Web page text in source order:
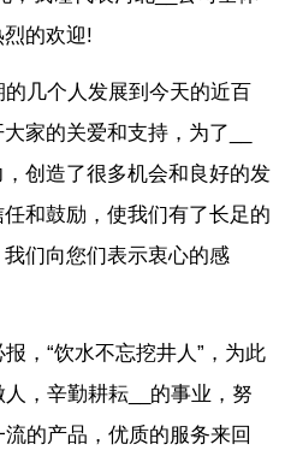
的欢迎!
几个人发展到今天的近百
家的关爱和支持，为了__
创造了很多机会和良好的发
和鼓励，使我们有了长足的
们向您们表示衷心的感
报，“饮水不忘挖井人”，为此
，辛勤耕耘__的事业，努
的产品，优质的服务来回